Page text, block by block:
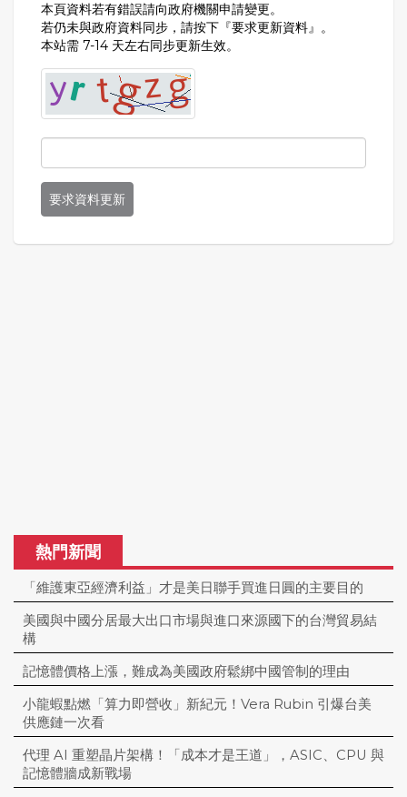
本頁資料若有錯誤請向政府機關申請變更。
若仍未與政府資料同步，請按下『要求更新資料』。
本站需 7-14 天左右同步更新生效。
要求資料更新
熱門新聞
「維護東亞經濟利益」才是美日聯手買進日圓的主要目的
美國與中國分居最大出口市場與進口來源國下的台灣貿易結
構
記憶體價格上漲，難成為美國政府鬆綁中國管制的理由
小龍蝦點燃「算力即營收」新紀元！Vera Rubin 引爆台美
供應鏈一次看
代理 AI 重塑晶片架構！「成本才是王道」，ASIC、CPU 與
記憶體牆成新戰場